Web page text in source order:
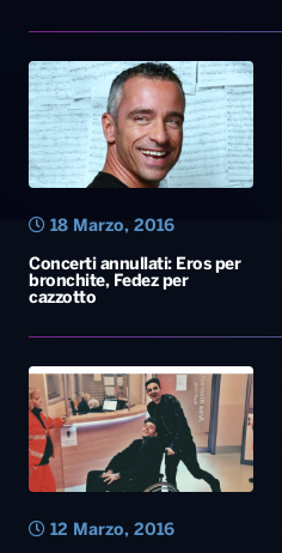
Concerti annullati: Eros per
bronchite, Fedez per
cazzotto
18 Marzo, 2016
12 Marzo, 2016